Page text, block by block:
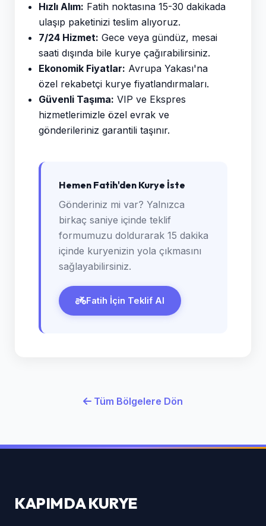
Hızlı Alım: Fatih noktasına 15-30 dakikada
ulaşıp paketinizi teslim alıyoruz.
7/24 Hizmet: Gece veya gündüz, mesai
saati dışında bile kurye çağırabilirsiniz.
Ekonomik Fiyatlar: Avrupa Yakası'na
özel rekabetçi kurye fiyatlandırmaları.
Güvenli Taşıma: VIP ve Ekspres
hizmetlerimizle özel evrak ve
gönderileriniz garantili taşınır.
Hemen Fatih'den Kurye İste
Gönderiniz mi var? Yalnızca
birkaç saniye içinde teklif
formumuzu doldurarak 15 dakika
içinde kuryenizin yola çıkmasını
sağlayabilirsiniz.
Fatih İçin Teklif Al
Tüm Bölgelere Dön
KAPIMDA KURYE